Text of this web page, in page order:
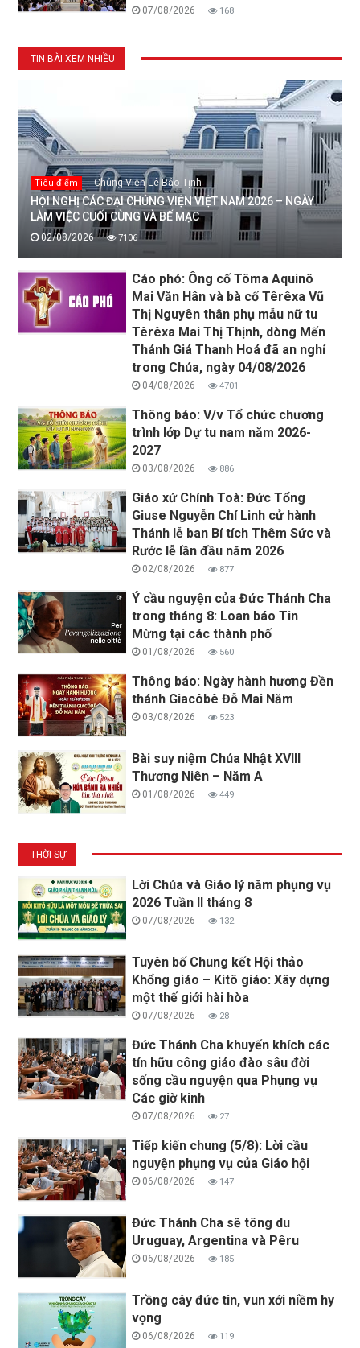
07/08/2026 168
TIN BÀI XEM NHIỀU
Tiêu điểm Chủng Viện Lê Bảo Tịnh
HỘI NGHỊ CÁC ĐẠI CHỦNG VIỆN VIỆT NAM 2026 – NGÀY
LÀM VIỆC CUỐI CÙNG VÀ BẾ MẠC
02/08/2026 7106
Cáo phó: Ông cố Tôma Aquinô
Mai Văn Hân và bà cố Têrêxa Vũ
Thị Nguyên thân phụ mẫu nữ tu
Têrêxa Mai Thị Thịnh, dòng Mến
Thánh Giá Thanh Hoá đã an nghỉ
trong Chúa, ngày 04/08/2026
04/08/2026 4701
Thông báo: V/v Tổ chức chương
trình lớp Dự tu nam năm 2026-
2027
03/08/2026 886
Giáo xứ Chính Toà: Đức Tổng
Giuse Nguyễn Chí Linh cử hành
Thánh lễ ban Bí tích Thêm Sức và
Rước lễ lần đầu năm 2026
02/08/2026 877
Ý cầu nguyện của Đức Thánh Cha
trong tháng 8: Loan báo Tin
Mừng tại các thành phố
01/08/2026 560
Thông báo: Ngày hành hương Đền
thánh Giacôbê Đỗ Mai Năm
03/08/2026 523
Bài suy niệm Chúa Nhật XVIII
Thương Niên – Năm A
01/08/2026 449
THỜI SỰ
Lời Chúa và Giáo lý năm phụng vụ
2026 Tuần II tháng 8
07/08/2026 132
Tuyên bố Chung kết Hội thảo
Khổng giáo – Kitô giáo: Xây dựng
một thế giới hài hòa
07/08/2026 28
Đức Thánh Cha khuyến khích các
tín hữu công giáo đào sâu đời
sống cầu nguyện qua Phụng vụ
Các giờ kinh
07/08/2026 27
Tiếp kiến chung (5/8): Lời cầu
nguyện phụng vụ của Giáo hội
06/08/2026 147
Đức Thánh Cha sẽ tông du
Uruguay, Argentina và Pêru
06/08/2026 185
Trồng cây đức tin, vun xới niềm hy
vọng
06/08/2026 119